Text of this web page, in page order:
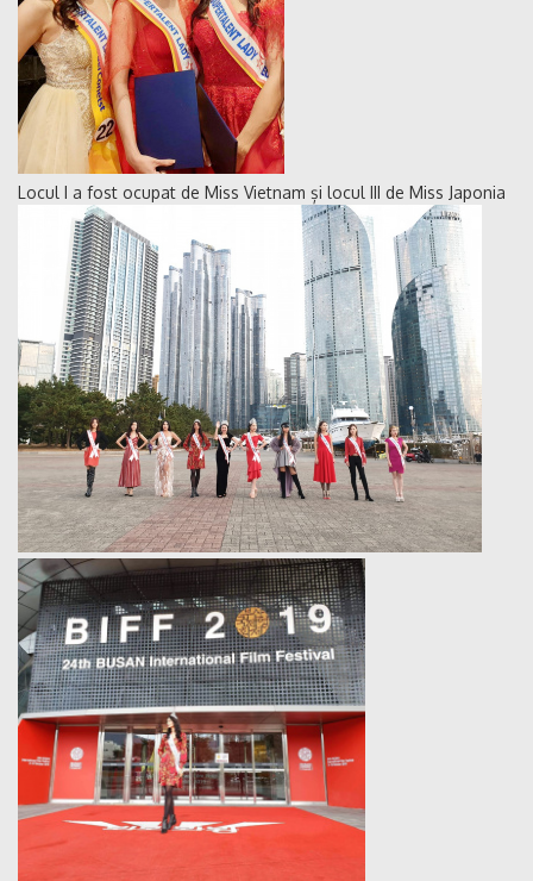
Locul I a fost ocupat de Miss Vietnam și locul III de Miss Japonia